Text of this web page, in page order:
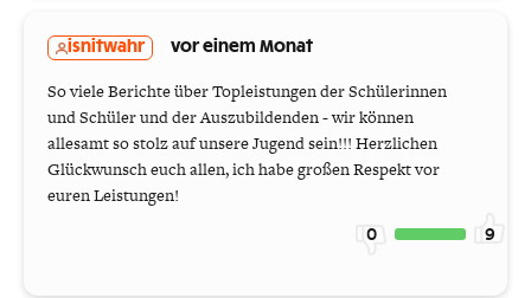
isnitwahr vor einem Monat
So viele Berichte über Topleistungen der Schülerinnen
und Schüler und der Auszubildenden - wir können
allesamt so stolz auf unsere Jugend sein!!! Herzlichen
Glückwunsch euch allen, ich habe großen Respekt vor
euren Leistungen!
0 9